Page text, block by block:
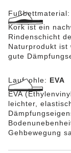
Fußbettmaterial:
Kork ist ein
Rindenschicht
Naturprodukt ist
gute
Laufsohle: EVA
EVA
leichter,
Gehbewegung